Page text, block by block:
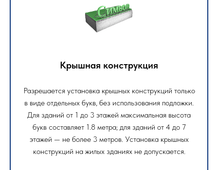
Крышная конструкция
Разрешается установка крышных конструкций только
в виде отдельных букв, без использования подложки.
Для зданий от 1 до 3 этажей максимальная высота
букв составляет 1.8 метра; для зданий от 4 до 7
этажей — не более 3 метров. Установка крышных
конструкций на жилых зданиях не допускается.